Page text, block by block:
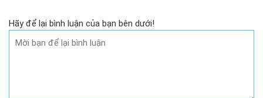
Hãy để lại bình luận của bạn bên dưới!